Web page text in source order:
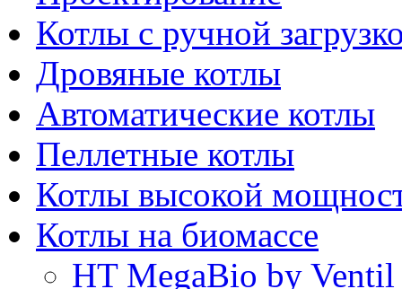
Котлы с ручной
Дровяные котлы
Автоматические котлы
Пеллетные котлы
Котлы высокой
Котлы на биомассе
HT MegaBio by Ventil